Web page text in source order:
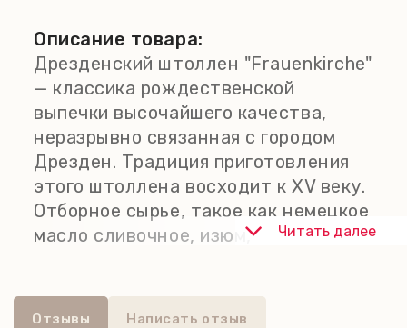
Описание товара:
Дрезденский штоллен "Frauenkirche"
— классика рождественской
выпечки высочайшего качества,
неразрывно связанная с городом
Дрезден. Традиция приготовления
этого штоллена восходит к XV веку.
Отборное сырье, такое как немецкое
масло сливочное, изюм,
ингредиенты теста штолленов от
Читать далее
Отзывы Написать отзыв